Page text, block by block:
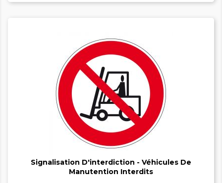

Signalisation D'interdiction - Véhicules De
Manutention Interdits